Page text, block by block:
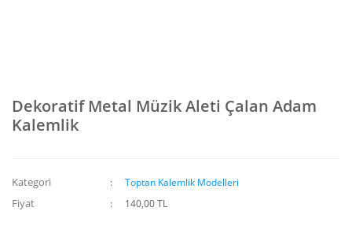
Dekoratif Metal Müzik Aleti Çalan Adam
Kalemlik
Kategori Toptan Kalemlik Modelleri
Fiyat 140,00 TL